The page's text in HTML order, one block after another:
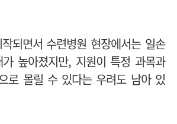
되면서 수련병원 현장에서는 일손
높아졌지만, 지원이 특정 과목과
로 몰릴 수 있다는 우려도 남아 있